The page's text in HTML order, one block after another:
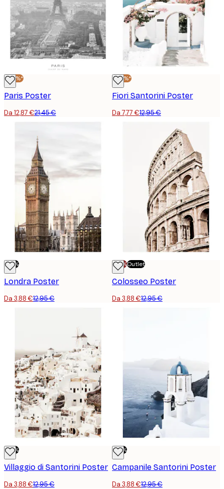
-40%*
Paris Poster
Da 12,87 €21,45 €
-40%*
Fiori Santorini Poster
Da 7,77 €12,95 €
-70%
Londra Poster
Da 3,88 €12,95 €
-70%Outlet
Colosseo Poster
Da 3,88 €12,95 €
-70%
Villaggio di Santorini Poster
Da 3,88 €12,95 €
-70%
Campanile Santorini Poster
Da 3,88 €12,95 €